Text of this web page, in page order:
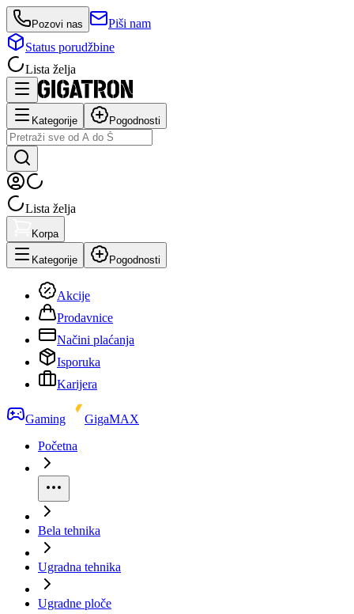
Pozovi nas
Piši nam
Status porudžbine
Lista želja
Kategorije Pogodnosti
Lista želja
Korpa
Kategorije Pogodnosti
Akcije
Prodavnice
Načini plaćanja
Isporuka
Karijera
Gaming
GigaMAX
Početna
Bela tehnika
Ugradna tehnika
Ugradne ploče